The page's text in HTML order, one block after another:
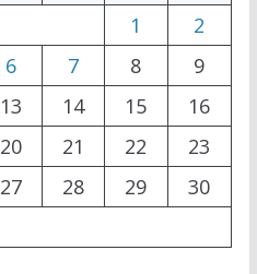
1
2
6 7 8
9
13 14 15
16
20 21 22
23
27 28 29
30